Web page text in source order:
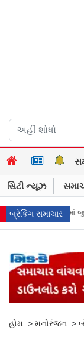
સિટી ન્યૂઝ
બ્રેકિંગ સમાચાર
હતો બળાત્કાર
હોમ > મનોરંજન >